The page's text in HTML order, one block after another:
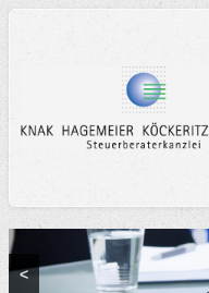
Zum
<